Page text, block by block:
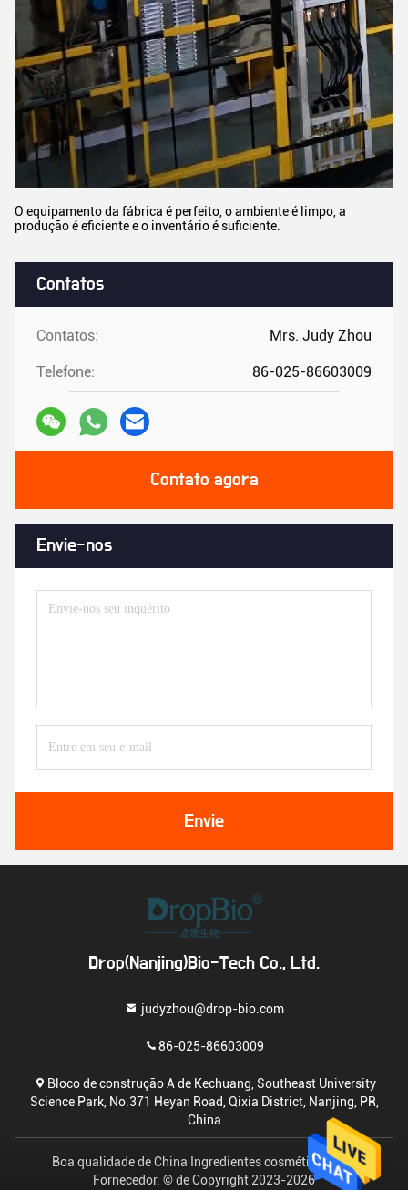
Contatos
Contatos: Mrs. Judy Zhou
Telefone: 86-025-86603009
Contato agora
Envie-nos
Envie
O equipamento da fábrica é perfeito, o ambiente é limpo, a
produção é eficiente e o inventário é suficiente.
Drop(Nanjing)Bio-Tech Co., Ltd.
judyzhou@drop-bio.com
86-025-86603009
Bloco de construção A de Kechuang, Southeast University
Science Park, No.371 Heyan Road, Qixia District, Nanjing, PR,
China
Boa qualidade de China Ingredientes cosméticos crus
Fornecedor. © de Copyright 2023-2026